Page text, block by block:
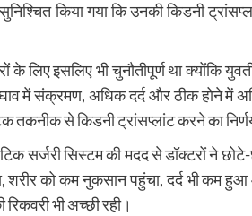
किया गया कि उनकी किडनी
के लिए इसलिए भी चुनौतीपूर्ण था क्योंकि
घाव में संक्रमण, अधिक दर्द और ठीक होने
तकनीक से किडनी ट्रांसप्लांट करने का
सर्जरी सिस्टम की मदद से डॉक्टरों
शरीर को कम नुकसान पहुंचा, दर्द भी कम
भी अच्छी रही।